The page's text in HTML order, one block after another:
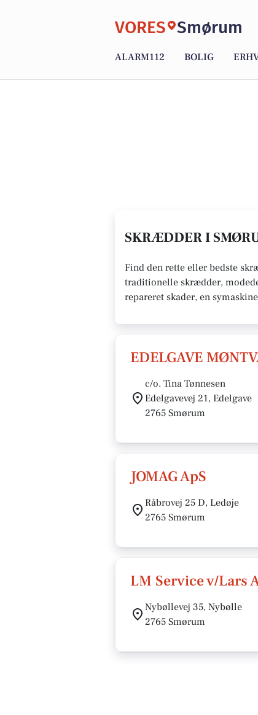
VORES Smørum
ALARM112 BOLIG
SKRÆDDER I
Find den rette eller bedste
traditionelle skrædder,
repareret skader, en
EDELGAVE
c/o. Tina Tønnesen
Edelgavevej 21, Edelgave
2765 Smørum
JOMAG ApS
Råbrovej 25 D, Ledøje
2765 Smørum
LM Service v/Lars
Nybøllevej 35, Nybølle
2765 Smørum